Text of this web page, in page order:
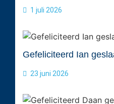
1 juli 2026
Gefeliciteerd Ian
23 juni 2026